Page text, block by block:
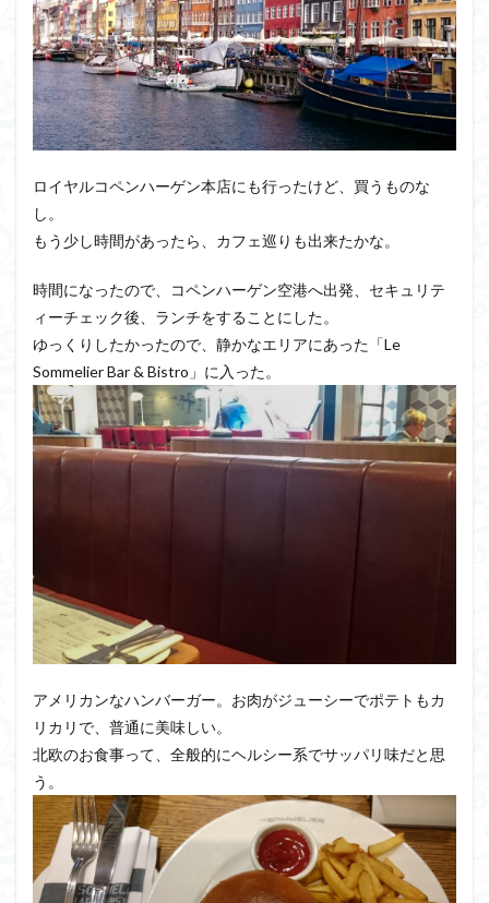
ロイヤルコペンハーゲン本店にも行ったけど、買うものな
し。
もう少し時間があったら、カフェ巡りも出来たかな。
時間になったので、コペンハーゲン空港へ出発、セキュリテ
ィーチェック後、ランチをすることにした。
ゆっくりしたかったので、静かなエリアにあった「Le
Sommelier Bar & Bistro」に入った。
アメリカンなハンバーガー。お肉がジューシーでポテトもカ
リカリで、普通に美味しい。
北欧のお食事って、全般的にヘルシー系でサッパリ味だと思
う。